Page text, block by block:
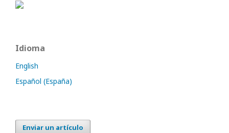
Idioma
English
Español (España)
Enviar un artículo